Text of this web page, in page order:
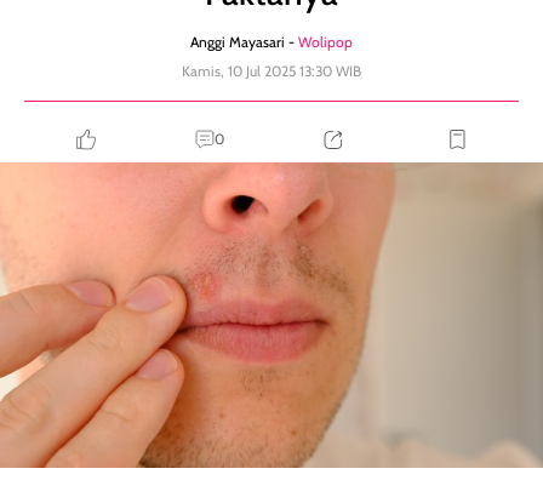
Anggi Mayasari - Wolipop
Kamis, 10 Jul 2025 13:30 WIB
0